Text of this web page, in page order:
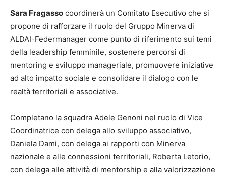
Sara Fragasso coordinerà un Comitato Esecutivo che si
propone di rafforzare il ruolo del Gruppo Minerva di
ALDAI-Federmanager come punto di riferimento sui temi
della leadership femminile, sostenere percorsi di
mentoring e sviluppo manageriale, promuovere iniziative
ad alto impatto sociale e consolidare il dialogo con le
realtà territoriali e associative.
Completano la squadra Adele Genoni nel ruolo di Vice
Coordinatrice con delega allo sviluppo associativo,
Daniela Dami, con delega ai rapporti con Minerva
nazionale e alle connessioni territoriali, Roberta Letorio,
con delega alle attività di mentorship e alla valorizzazione